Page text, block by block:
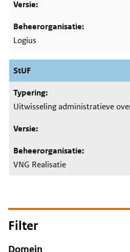
Logius
StUF
Uitwisseling administratieve
VNG Realisatie
Filter
Domein